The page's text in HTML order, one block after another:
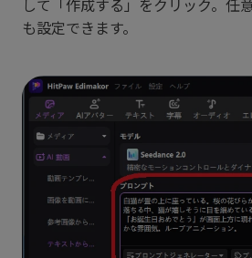
して「作成する」をクリック。任
も設定できます。